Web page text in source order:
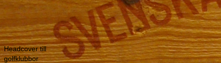
Vitlöksinläggningar, müsli, flädersaft, gelé, servetter m.m.
Kontakt: Birgitta Samuelsson
Telefon: 0702-774655